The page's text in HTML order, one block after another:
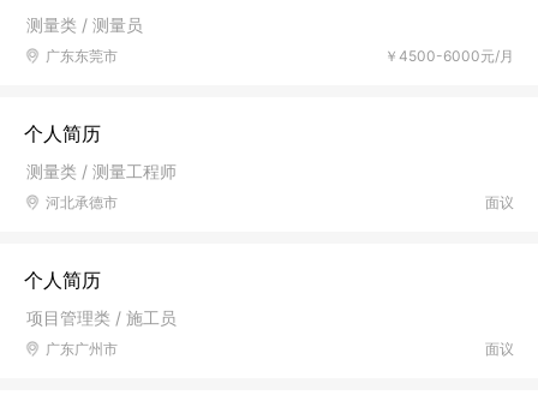
测量类 / 测量员
￥4500-6000元/月
广东东莞市
个人简历
测量类 / 测量工程师
面议
河北承德市
个人简历
项目管理类 / 施工员
面议
广东广州市